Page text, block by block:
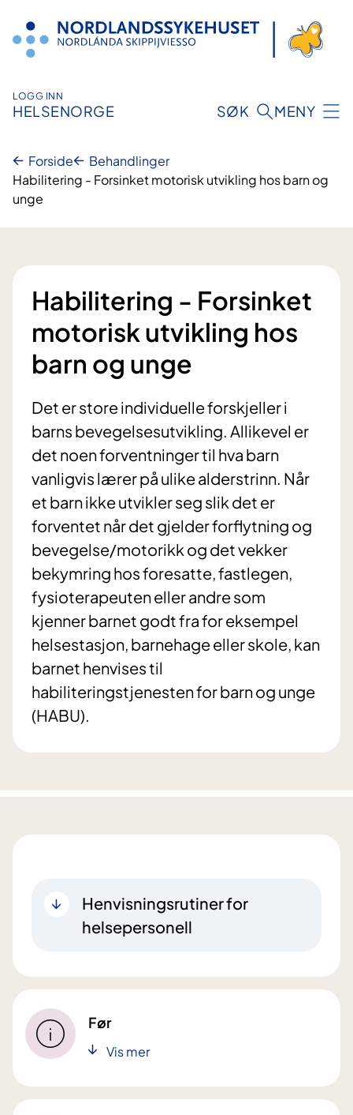
innhold
LOGG INN
HELSENORGE SØK MENY
Forside
Behandlinger
Habilitering - Forsinket motorisk utvikling hos barn og
unge
Habilitering - Forsinket
motorisk utvikling hos
barn og unge
Det er store individuelle forskjeller i
barns bevegelsesutvikling. Allikevel er
det noen forventninger til hva barn
vanligvis lærer på ulike alderstrinn. Når
et barn ikke utvikler seg slik det er
forventet når det gjelder forflytning og
bevegelse/motorikk og det vekker
bekymring hos foresatte, fastlegen,
fysioterapeuten eller andre som
kjenner barnet godt fra for eksempel
helsestasjon, barnehage eller skole, kan
barnet henvises til
habiliteringstjenesten for barn og unge
(HABU).
Henvisningsrutiner for
helsepersonell
Før
Vis mer